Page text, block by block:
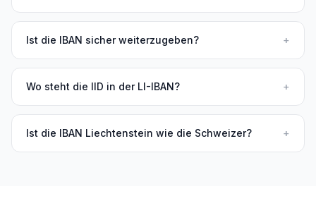
Ist die IBAN sicher weiterzugeben? +
Wo steht die IID in der LI-IBAN? +
Ist die IBAN Liechtenstein wie die Schweizer? +